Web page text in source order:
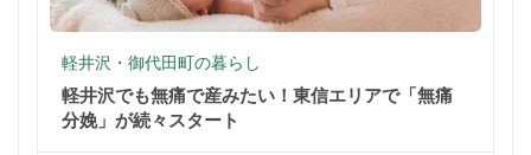
軽井沢・御代田町の暮らし
軽井沢でも無痛で産みたい！東信エリアで「無痛
分娩」が続々スタート